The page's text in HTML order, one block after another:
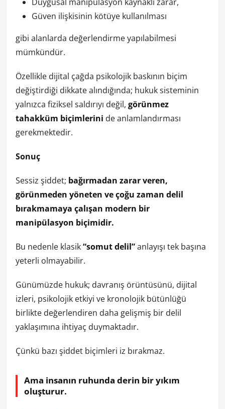
Güven ilişkisinin kötüye kullanılması
gibi alanlarda değerlendirme yapılabilmesi
mümkündür.
Özellikle dijital çağda psikolojik baskının biçim
değiştirdiği dikkate alındığında; hukuk sisteminin
yalnızca fiziksel saldırıyı değil, görünmez
tahakküm biçimlerini de anlamlandırması
gerekmektedir.
Sonuç
Sessiz şiddet; bağırmadan zarar veren,
görünmeden yöneten ve çoğu zaman delil
bırakmamaya çalışan modern bir
manipülasyon biçimidir.
Bu nedenle klasik“somut delil”anlayışı tek başına
yeterli olmayabilir.
Günümüzde hukuk; davranış örüntüsünü, dijital
izleri, psikolojik etkiyi ve kronolojik bütünlüğü
birlikte değerlendiren daha gelişmiş bir delil
yaklaşımına ihtiyaç duymaktadır.
Çünkü bazı şiddet biçimleri iz bırakmaz.
Ama insanın ruhunda derin bir yıkım
oluşturur.